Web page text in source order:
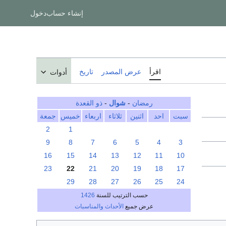
إنشاء حسابدخول
اقرأ عرض المصدر تاريخ أدوات
رمضان - شوال -ذو القعدة
سبت
احد اثنين ثلاثاء اربعاء خميس
جمعة
1
2
3
4
5
6
7
8
9
10
11
12
13
14
15
16
17
18
19
20
21
22
23
24
25
26
27
28
29
حسب الترتيب للسنة 1426
عرض جميع الأحداث والمناسبات